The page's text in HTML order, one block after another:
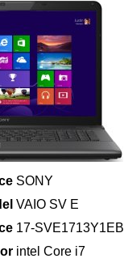
SONY
VAIO SV E
17-SVE1713Y1EB
intel Core i7